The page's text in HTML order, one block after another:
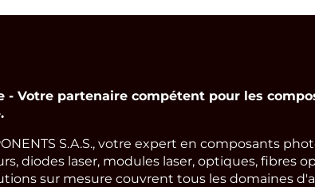
- Votre partenaire compétent pour les
S.A.S., votre expert en composants
diodes laser, modules laser, optiques, fibres
sur mesure couvrent tous les domaines